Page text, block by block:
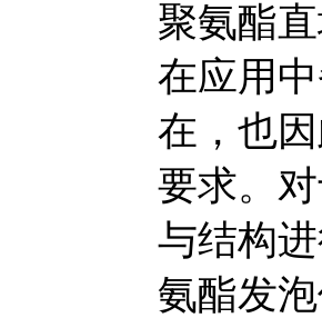
聚氨酯
在应用
在，也
要求。
与结构
氨酯发